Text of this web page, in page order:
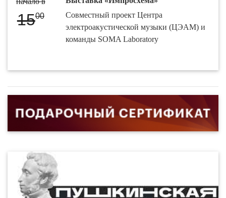
1500
Совместный проект Центра
электроакустической музыки (ЦЭАМ) и
команды SOMA Laboratory